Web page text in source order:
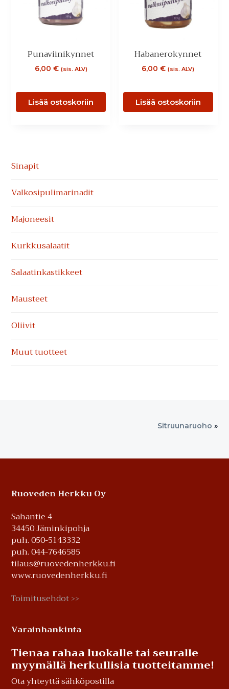
Punaviinikynnet
6,00 € (sis. ALV)
Lisää ostoskoriin
Habanerokynnet
6,00€ (sis. ALV)
Lisää ostoskoriin
Ensisijainen
sivupalkki
Sinapit
Valkosipuli­marinadit
Majoneesit
Kurkkusalaatit
Salaatinkastikkeet
Mausteet
Oliivit
Muut tuotteet
Sitruunaruoho »
Footer
Ruoveden Herkku Oy
Sahantie 4
34450 Jäminkipohja
puh. 050-5143332
puh. 044-7646585
tilaus@ruovedenherkku.fi
www.ruovedenherkku.fi
Toimitusehdot >>
Varainhankinta
Tienaa rahaa luokalle tai seuralle
myymällä herkullisia tuotteitamme!
Ota yhteyttä sähköpostilla